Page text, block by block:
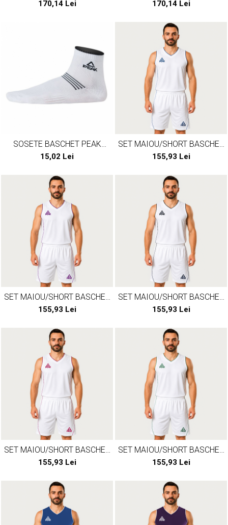
VERDEFLUO/NEGRU
170,14 Lei
ALBASTRU/PORTOCALIU
170,14 Lei
SOSETE BASCHET PEAK
CRAFT ALBE
15,02 Lei
SET MAIOU/SHORT BASCHET
PEAK JUNGLE ALB/ALBASTRU
155,93 Lei
SET MAIOU/SHORT BASCHET
PEAK JUNGLE ALB/MOV
155,93 Lei
SET MAIOU/SHORT BASCHET
PEAK JUNGLE ALB/NEGRU
155,93 Lei
SET MAIOU/SHORT BASCHET
PEAK JUNGLE ALB/ROSU
155,93 Lei
SET MAIOU/SHORT BASCHET
PEAK JUNGLE ALB/VERDE
155,93 Lei